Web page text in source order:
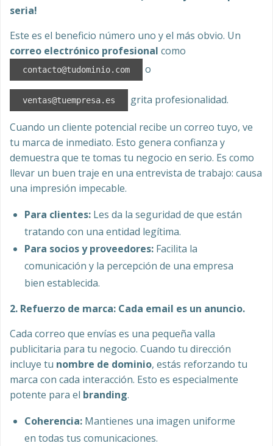
seria!
Este es el beneficio número uno y el más obvio. Un
correo electrónico profesional como
contacto@tudominio.com o
ventas@tuempresa.es grita profesionalidad.
Cuando un cliente potencial recibe un correo tuyo, ve
tu marca de inmediato. Esto genera confianza y
demuestra que te tomas tu negocio en serio. Es como
llevar un buen traje en una entrevista de trabajo: causa
una impresión impecable.
Para clientes: Les da la seguridad de que están
tratando con una entidad legítima.
Para socios y proveedores: Facilita la
comunicación y la percepción de una empresa
bien establecida.
2. Refuerzo de marca: Cada email es un anuncio.
Cada correo que envías es una pequeña valla
publicitaria para tu negocio. Cuando tu dirección
incluye tu nombre de dominio, estás reforzando tu
marca con cada interacción. Esto es especialmente
potente para el branding.
Coherencia: Mantienes una imagen uniforme
en todas tus comunicaciones.